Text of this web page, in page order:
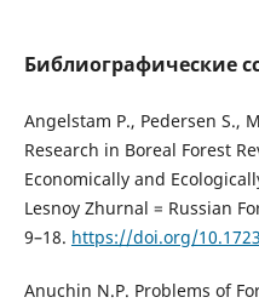
Библиографические
Angelstam P., Pedersen S.,
Research in Boreal Forest
Economically and
Lesnoy Zhurnal = Russian
9–18. https://doi.org/
Anuchin N.P. Problems of